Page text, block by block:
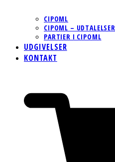
CIPOML
CIPOML – UDTALELSER
PARTIER I CIPOML
UDGIVELSER
KONTAKT